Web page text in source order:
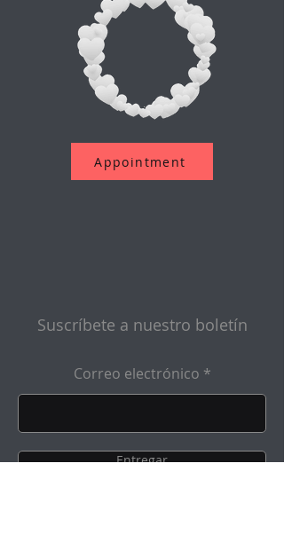
Appointment
Suscríbete a nuestro boletín
Correo electrónico
Entregar